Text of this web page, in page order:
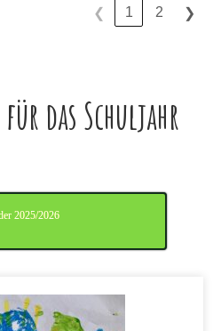
❮ 1 2 ❯
das Schuljahr
2025/2026